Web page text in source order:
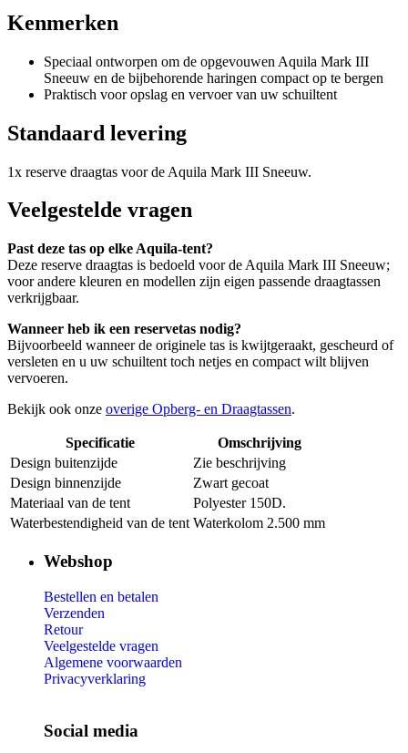
Kenmerken
Speciaal ontworpen om de opgevouwen Aquila Mark III
Sneeuw en de bijbehorende haringen compact op te bergen
Praktisch voor opslag en vervoer van uw schuiltent
Standaard levering
1x reserve draagtas voor de Aquila Mark III Sneeuw.
Veelgestelde vragen
Past deze tas op elke Aquila-tent?
Deze reserve draagtas is bedoeld voor de Aquila Mark III Sneeuw;
voor andere kleuren en modellen zijn eigen passende draagtassen
verkrijgbaar.
Wanneer heb ik een reservetas nodig?
Bijvoorbeeld wanneer de originele tas is kwijtgeraakt, gescheurd of
versleten en u uw schuiltent toch netjes en compact wilt blijven
vervoeren.
Bekijk ook onze overige Opberg- en Draagtassen.
Specificatie
Omschrijving
Design buitenzijde
Zie beschrijving
Design binnenzijde
Zwart gecoat
Materiaal van de tent
Polyester 150D.
Waterbestendigheid van de tent Waterkolom 2.500 mm
Webshop
Bestellen en betalen
Verzenden
Retour
Veelgestelde vragen
Algemene voorwaarden
Privacyverklaring
Social media